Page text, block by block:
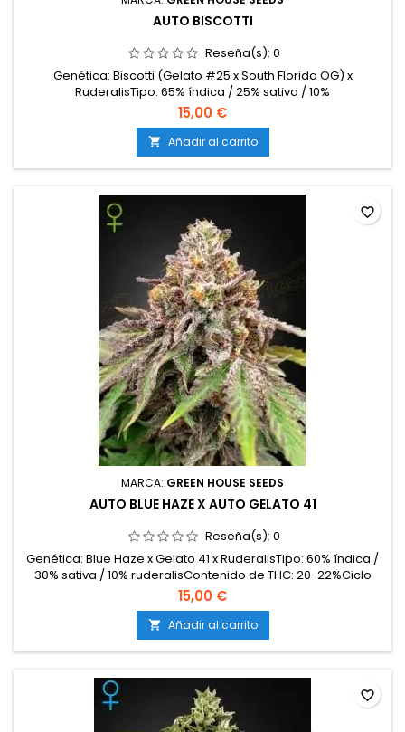
AUTO BISCOTTI
Reseña(s): 0
Genética: Biscotti (Gelato #25 x South Florida OG) x
RuderalisTipo: 65% índica / 25% sativa / 10%
ruderalisContenido de THC: 20-22%Ciclo completo: 9-10
semanas desde la germinaciónProducción en interior: 450-
550 g/m²Producción en exterior: 60-120 g/plantaAltura: 80-
100 cm en interior; hasta 120 cm en exteriorAromas y
sabores: Dulces...
15,00 €
 Añadir al carrito
MARCA: GREEN HOUSE SEEDS
AUTO BLUE HAZE X AUTO GELATO 41
Reseña(s): 0
Genética: Blue Haze x Gelato 41 x RuderalisTipo: 60% índica /
30% sativa / 10% ruderalisContenido de THC: 20-22%Ciclo
completo: 9-10 semanas desde la germinaciónProducción
en interior: 450-550 g/m²Producción en exterior: 60-130
g/plantaAltura: 80-100 cm en interior; hasta 130 cm en
exteriorAromas y sabores: Dulces y cremosos, con...
15,00 €
 Añadir al carrito
favorite_border
favorite_border